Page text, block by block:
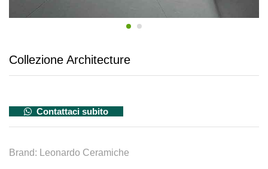
Collezione Architecture
Contattaci subito
Brand: Leonardo Ceramiche